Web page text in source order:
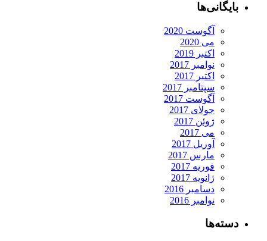
بایگانی‌ها
آگوست 2020
می 2020
اکتبر 2019
نوامبر 2017
اکتبر 2017
سپتامبر 2017
آگوست 2017
جولای 2017
ژوئن 2017
می 2017
آوریل 2017
مارس 2017
فوریه 2017
ژانویه 2017
دسامبر 2016
نوامبر 2016
دسته‌ها